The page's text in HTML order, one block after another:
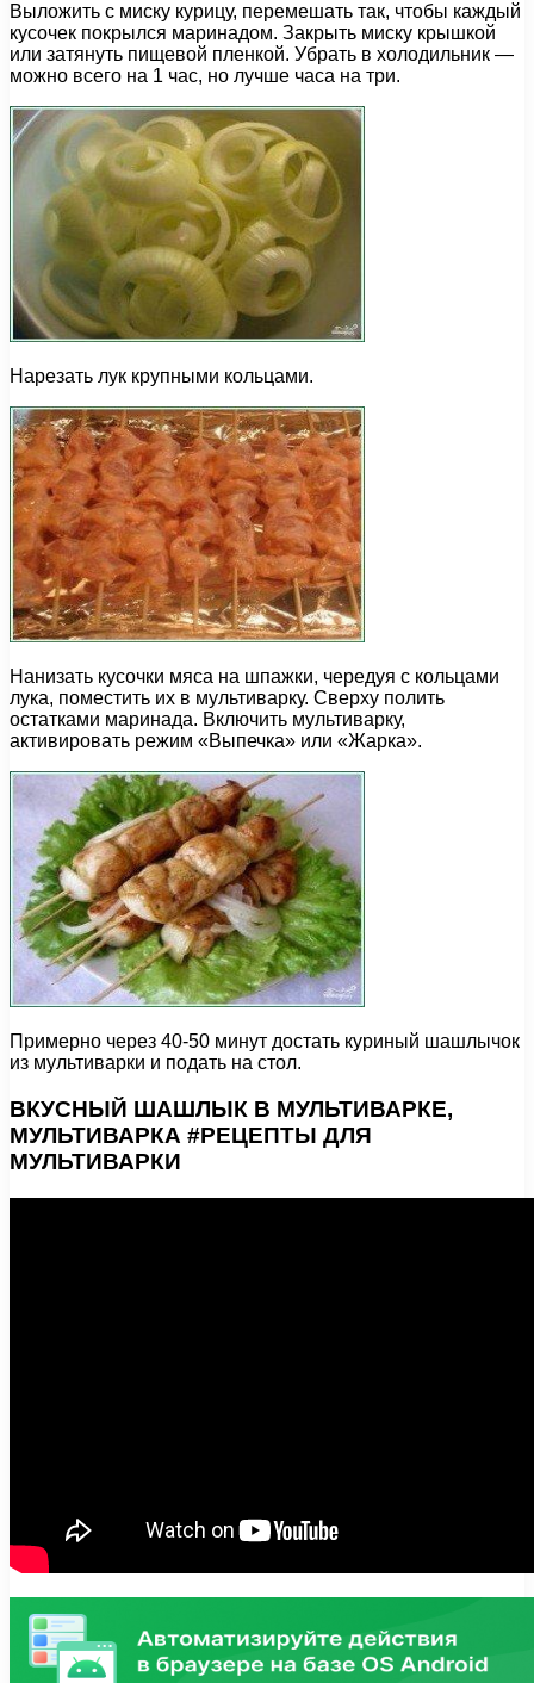
Выложить с миску курицу, перемешать так, чтобы каждый
кусочек покрылся маринадом. Закрыть миску крышкой
или затянуть пищевой пленкой. Убрать в холодильник —
можно всего на 1 час, но лучше часа на три.
Нарезать лук крупными кольцами.
Нанизать кусочки мяса на шпажки, чередуя с кольцами
лука, поместить их в мультиварку. Сверху полить
остатками маринада. Включить мультиварку,
активировать режим «Выпечка» или «Жарка».
Примерно через 40-50 минут достать куриный шашлычок
из мультиварки и подать на стол.
ВКУСНЫЙ ШАШЛЫК В МУЛЬТИВАРКЕ,
МУЛЬТИВАРКА #РЕЦЕПТЫ ДЛЯ
МУЛЬТИВАРКИ